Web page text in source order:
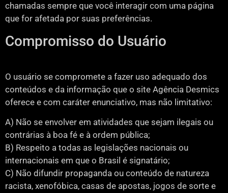
chamadas sempre que você interagir com uma página
que for afetada por suas preferências.
Compromisso do Usuário
O usuário se compromete a fazer uso adequado dos
conteúdos e da informação que o site Agência Desmics
oferece e com caráter enunciativo, mas não limitativo:
A) Não se envolver em atividades que sejam ilegais ou
contrárias à boa fé e à ordem pública;
B) Respeito a todas as legislações nacionais ou
internacionais em que o Brasil é signatário;
C) Não difundir propaganda ou conteúdo de natureza
racista, xenofóbica, casas de apostas, jogos de sorte e